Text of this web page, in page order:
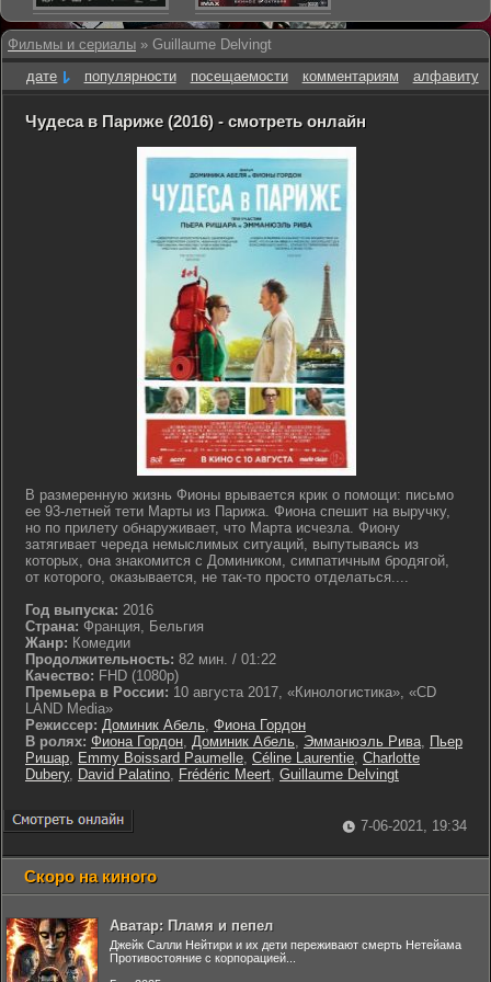
Фильмы и сериалы » Guillaume Delvingt
дате
популярности посещаемости комментариям алфавиту
Чудеса в Париже (2016) - смотреть онлайн
В размеренную жизнь Фионы врывается крик о помощи: письмо
ее 93-летней тети Марты из Парижа. Фиона спешит на выручку,
но по прилету обнаруживает, что Марта исчезла. Фиону
затягивает череда немыслимых ситуаций, выпутываясь из
которых, она знакомится с Домиником, симпатичным бродягой,
от которого, оказывается, не так-то просто отделаться....
Год выпуска: 2016
Страна: Франция, Бельгия
Жанр: Комедии
Продолжительность: 82 мин. / 01:22
Качество: FHD (1080p)
Премьера в России: 10 августа 2017, «Кинологистика», «CD
LAND Media»
Режиссер: Доминик Абель, Фиона Гордон
В ролях: Фиона Гордон, Доминик Абель, Эмманюэль Рива, Пьер
Ришар, Emmy Boissard Paumelle, Céline Laurentie, Charlotte
Dubery, David Palatino, Frédéric Meert, Guillaume Delvingt
7-06-2021, 19:34
Скоро на киного
Аватар: Пламя и пепел
Джейк Салли Нейтири и их дети переживают смерть Нетейама
Противостояние с корпорацией...